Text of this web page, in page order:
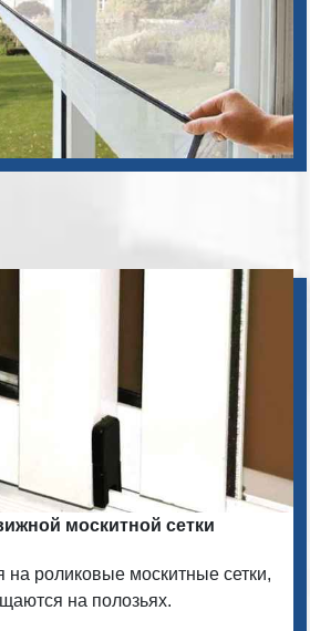
москитной сетки
на роликовые москитные сетки,
на полозьях.